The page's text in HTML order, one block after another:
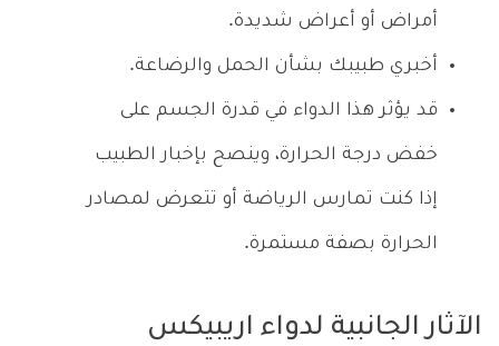
أمراض أو أعراض شديدة.
أخبري طبيبك بشأن الحمل والرضاعة.
قد يؤثر هذا الدواء في قدرة الجسم على
خفض درجة الحرارة، وينصح بإخبار الطبيب
إذا كنت تمارس الرياضة أو تتعرض لمصادر
الحرارة بصفة مستمرة.
الآثار الجانبية لدواء اريبيكس